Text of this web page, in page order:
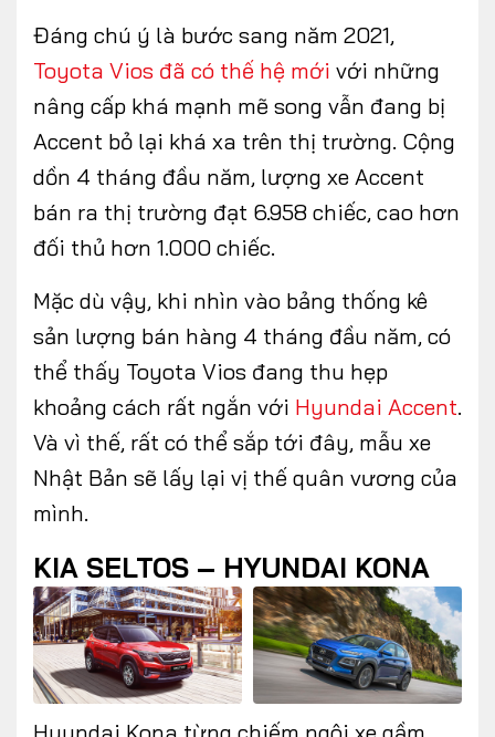
Đáng chú ý là bước sang năm 2021,
Toyota Vios đã có thế hệ mới với những
nâng cấp khá mạnh mẽ song vẫn đang bị
Accent bỏ lại khá xa trên thị trường. Cộng
dồn 4 tháng đầu năm, lượng xe Accent
bán ra thị trường đạt 6.958 chiếc, cao hơn
đối thủ hơn 1.000 chiếc.
Mặc dù vậy, khi nhìn vào bảng thống kê
sản lượng bán hàng 4 tháng đầu năm, có
thể thấy Toyota Vios đang thu hẹp
khoảng cách rất ngắn với Hyundai Accent.
Và vì thế, rất có thể sắp tới đây, mẫu xe
Nhật Bản sẽ lấy lại vị thế quân vương của
mình.
KIA SELTOS – HYUNDAI KONA